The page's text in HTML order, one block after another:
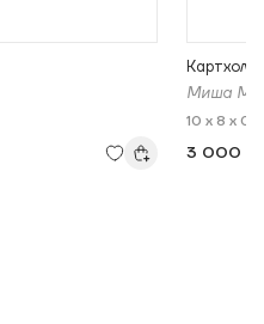
Миша
10 x 8 x
3 000 ₽